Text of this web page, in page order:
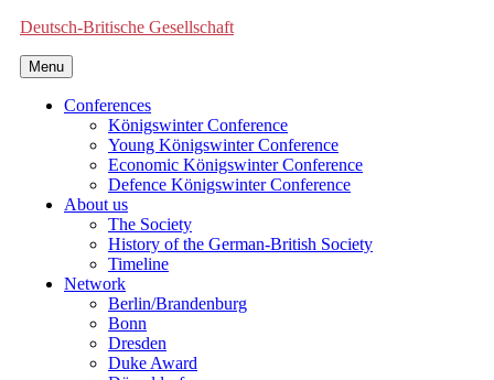
Deutsch-Britische Gesellschaft
Menu
Conferences
Königswinter Conference
Young Königswinter Conference
Economic Königswinter Conference
Defence Königswinter Conference
About us
The Society
History of the German-British Society
Timeline
Network
Berlin/Brandenburg
Bonn
Dresden
Duke Award